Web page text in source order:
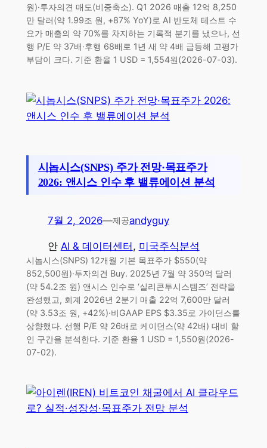
원)·투자의견 매도(비중축소). Q1 2026 매출 12억 8,250
만 달러(약 1.99조 원, +87% YoY)로 AI 반도체 테스트 수
요가 매출의 약 70%를 차지하는 기록적 분기를 냈으나, 선
행 P/E 약 37배·후행 68배로 1년 새 약 4배 급등해 고평가
부담이 크다. 기준 환율 1 USD = 1,554원(2026-07-03).
시놉시스(SNPS) 주가 전망·목표주가
2026: 앤시스 인수 후 밸류에이션 분석
7월 2, 2026—제공andyguy
안 AI & 데이터센터, 미국주식분석
시놉시스(SNPS) 12개월 기본 목표주가 $550(약
852,500원)·투자의견 Buy. 2025년 7월 약 350억 달러
(약 54.2조 원) 앤시스 인수로 ‘실리콘투시스템즈’ 전략을
완성했고, 회계 2026년 2분기 매출 22억 7,600만 달러
(약 3.53조 원, +42%)·비GAAP EPS $3.35로 가이던스를
상향했다. 선행 P/E 약 26배로 케이던스(약 42배) 대비 할
인 구간을 분석한다. 기준 환율 1 USD = 1,550원(2026-
07-02).